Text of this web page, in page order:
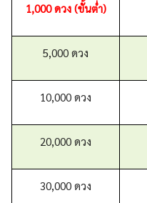
1,000 ดวง (ขั้นต่ำ)
5,000 ดวง
10,000 ดวง
20,000 ดวง
30,000 ดวง